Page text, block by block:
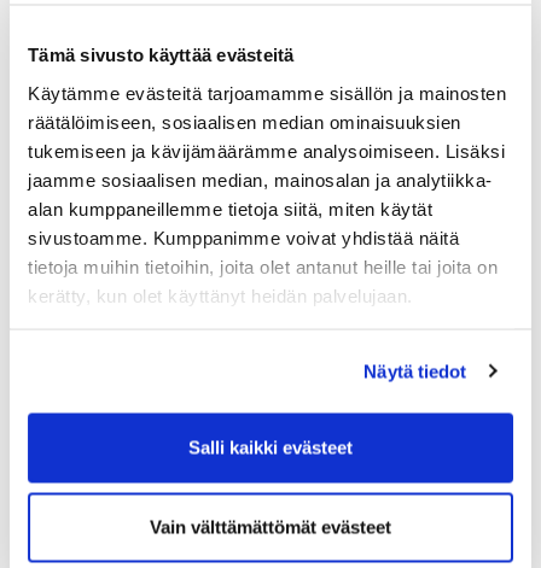
Tämä sivusto käyttää evästeitä
Käytämme evästeitä tarjoamamme sisällön ja mainosten
räätälöimiseen, sosiaalisen median ominaisuuksien
tukemiseen ja kävijämäärämme analysoimiseen. Lisäksi
jaamme sosiaalisen median, mainosalan ja analytiikka-
alan kumppaneillemme tietoja siitä, miten käytät
sivustoamme. Kumppanimme voivat yhdistää näitä
tietoja muihin tietoihin, joita olet antanut heille tai joita on
kerätty, kun olet käyttänyt heidän palvelujaan.
Näytä tiedot
Salli kaikki evästeet
Vain välttämättömät evästeet
puheenjohtaja Juho Väisänen.
Kontioniemen kenttä avataan kelien salliessa
pelaajille jälleen toukokuun alussa 2025.
Petja Vuojärvi
Toimitusjohtaja
Kontiolahti Golf Oy